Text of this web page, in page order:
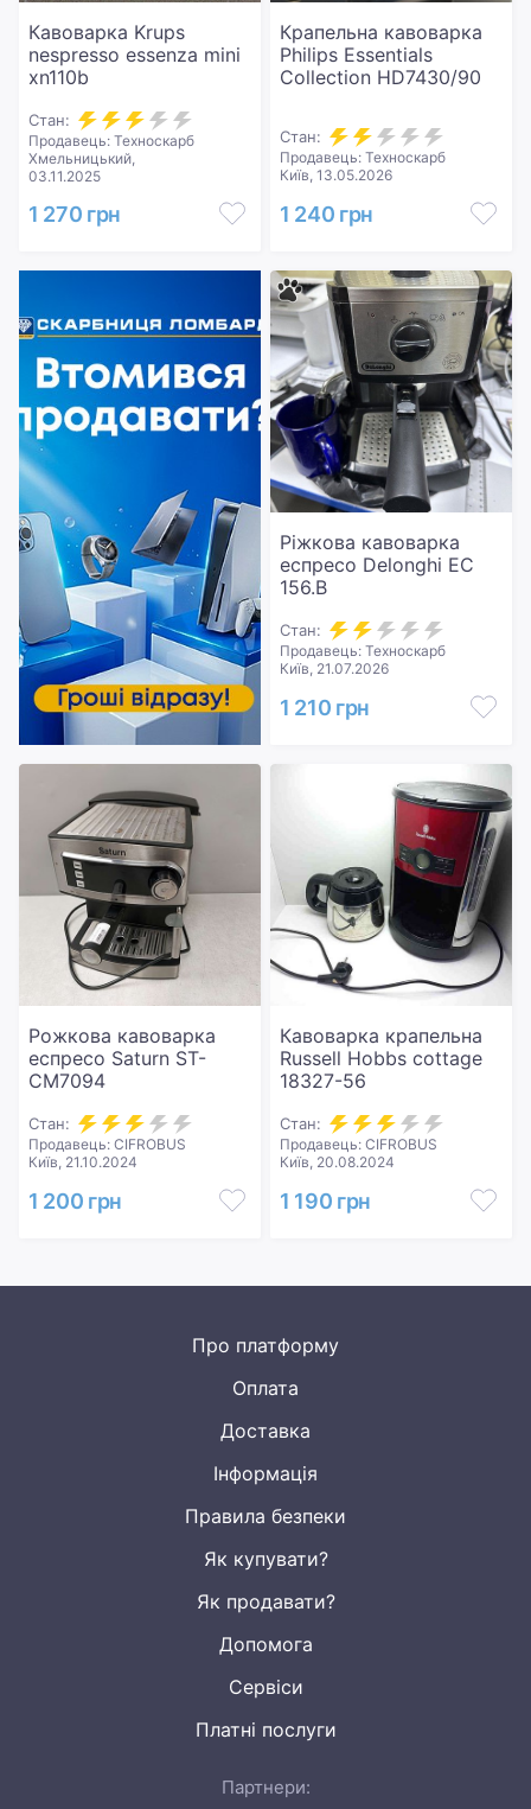
Кавоварка Krups
nespresso essenza mini
xn110b
Стан:
Продавець: Техноскарб
Хмельницький,
03.11.2025
1 270 грн
Крапельна кавоварка
Philips Essentials
Collection HD7430/90
Стан:
Продавець: Техноскарб
Київ, 13.05.2026
1 240 грн
Ріжкова кавоварка
еспресо Delonghi EC
156.B
Стан:
Продавець: Техноскарб
Київ, 21.07.2026
1 210 грн
Рожкова кавоварка
еспресо Saturn ST-
CM7094
Стан:
Продавець: CIFROBUS
Київ, 21.10.2024
1 200 грн
Кавоварка крапельна
Russell Hobbs cottage
18327-56
Стан:
Продавець: CIFROBUS
Київ, 20.08.2024
1 190 грн
Про платформу
Оплата
Доставка
Інформація
Правила безпеки
Як купувати?
Як продавати?
Допомога
Сервіси
Платні послуги
Партнери: